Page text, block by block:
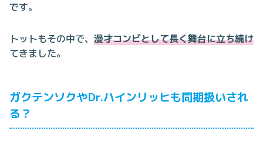
です。
トットもその中で、 漫才コンビとして長く舞台に立ち続け
てきました。
ガクテンソクやDr.ハインリッヒも同期扱いされ
る？